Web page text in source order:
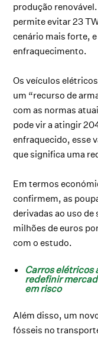
produção
permite evitar 23
cenário mais forte,
enfraquecimento.
Os veículos
um “recurso de
com as normas
pode vir a atingir
enfraquecido, esse
que significa uma
Em termos
confirmem, as
derivadas ao uso de
milhões de euros
com o estudo.
Carros elétricos
redefinir
em risco
Além disso, um
fósseis no